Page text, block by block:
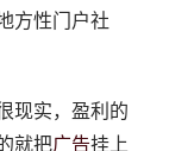
方性门户社
现实，盈利的
就把广告挂上